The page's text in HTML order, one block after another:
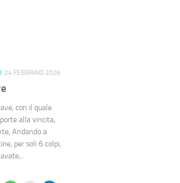
24 FEBBRAIO 2026
con il quale
alla vincita,
Andando a
per soli 6 colpi,